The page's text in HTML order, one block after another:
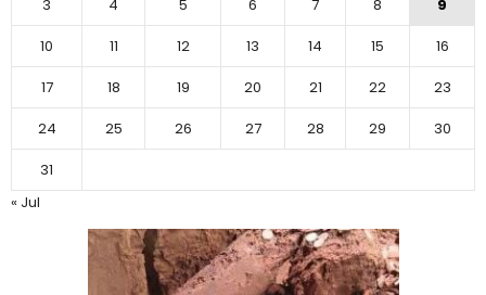
3
4 5 6 7 8
9
10
11 12 13 14 15
16
17
18 19 20 21 22
23
24
25 26 27 28 29
30
31
« Jul